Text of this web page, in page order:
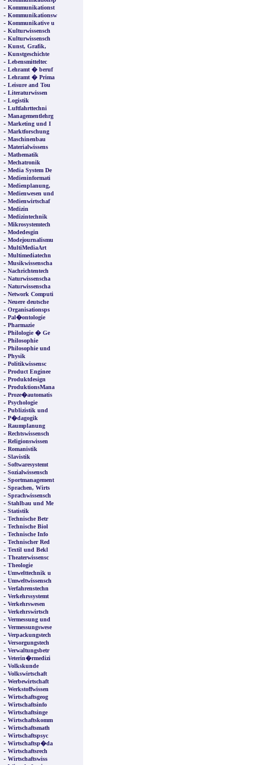
- Kommunikationst
- Kommunikationsw
- Kommunikative u
- Kulturwissensch
- Kulturwissensch
- Kunst, Grafik,
- Kunstgeschichte
- Lebensmitteltec
- Lehramt � beruf
- Lehramt � Prima
- Leisure and Tou
- Literaturwissen
- Logistik
- Luftfahrttechni
- Managementlehrg
- Marketing und I
- Marktforschung
- Maschinenbau
- Materialwissens
- Mathematik
- Mechatronik
- Media System De
- Medieninformati
- Medienplanung,
- Medienwesen und
- Medienwirtschaf
- Medizin
- Medizintechnik
- Mikrosystemtech
- Modedesgin
- Modejournalismu
- MultiMediaArt
- Multimediatechn
- Musikwissenscha
- Nachrichtentech
- Naturwissenscha
- Naturwissenscha
- Network Computi
- Neuere deutsche
- Organisationsps
- Pal�ontologie
- Pharmazie
- Philologie � Ge
- Philosophie
- Philosophie und
- Physik
- Politikwissensc
- Product Enginee
- Produktdesign
- ProduktionsMana
- Proze�automatis
- Psychologie
- Publizistik und
- P�dagogik
- Raumplanung
- Rechtswissensch
- Religionswissen
- Romanistik
- Slavistik
- Softwaresystemt
- Sozialwissensch
- Sportmanagement
- Sprachen, Wirts
- Sprachwissensch
- Stahlbau und Me
- Statistik
- Technische Betr
- Technische Biol
- Technische Info
- Technischer Red
- Textil und Bekl
- Theaterwissensc
- Theologie
- Umwelttechnik u
- Umweltwissensch
- Verfahrenstechn
- Verkehrssystemt
- Verkehrswesen
- Verkehrswirtsch
- Vermessung und
- Vermessungswese
- Verpackungstech
- Versorgungstech
- Verwaltungsbetr
- Veterin�rmedizi
- Volkskunde
- Volkswirtschaft
- Werbewirtschaft
- Werkstoffwissen
- Wirtschaftsgeog
- Wirtschaftsinfo
- Wirtschaftsinge
- Wirtschaftskomm
- Wirtschaftsmath
- Wirtschaftspsyc
- Wirtschaftsp�da
- Wirtschaftsrech
- Wirtschaftswiss